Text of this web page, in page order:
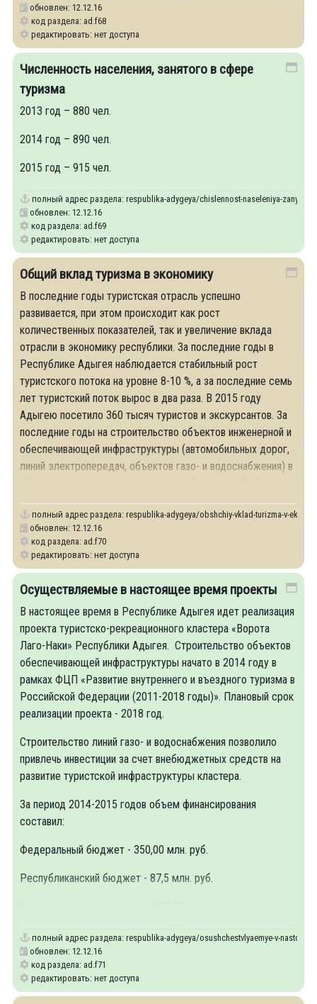
обновлен: 12.12.16
код раздела: ad.f68
редактировать: нет доступа
Численность населения, занятого в сфере
туризма
2013 год – 880 чел.
2014 год – 890 чел.
2015 год – 915 чел.
полный адрес раздела: respublika-adygeya/chislennost-naseleniya-
обновлен: 12.12.16
код раздела: ad.f69
редактировать: нет доступа
Общий вклад туризма в экономику
В последние годы туристская отрасль успешно
развивается, при этом происходит как рост
количественных показателей, так и увеличение вклада
отрасли в экономику республики. За последние годы в
Республике Адыгея наблюдается стабильный рост
туристского потока на уровне 8-10 %, а за последние семь
лет туристский поток вырос в два раза. В 2015 году
Адыгею посетило 360 тысяч туристов и экскурсантов. За
последние годы на строительство объектов инженерной и
обеспечивающей инфраструктуры (автомобильных дорог,
линий электропередач, объектов газо- и водоснабжения) в
полный адрес раздела: respublika-adygeya/obshchiy-vklad-turizma-v-
обновлен: 12.12.16
код раздела: ad.f70
редактировать: нет доступа
Осуществляемые в настоящее время проекты
В настоящее время в Республике Адыгея идет реализация
проекта туристско-рекреационного кластера «Ворота
Лаго-Наки» Республики Адыгея. Строительство объектов
обеспечивающей инфраструктуры начато в 2014 году в
рамках ФЦП «Развитие внутреннего и въездного туризма в
Российской Федерации (2011-2018 годы)». Плановый срок
реализации проекта - 2018 год.
Строительство линий газо- и водоснабжения позволило
привлечь инвестиции за счет внебюджетных средств на
развитие туристской инфраструктуры кластера.
За период 2014-2015 годов объем финансирования
составил:
Федеральный бюджет - 350,00 млн. руб.
Республиканский бюджет - 87,5 млн. руб.
полный адрес раздела: respublika-adygeya/osushchestvlyaemye-v-
обновлен: 12.12.16
код раздела: ad.f71
редактировать: нет доступа